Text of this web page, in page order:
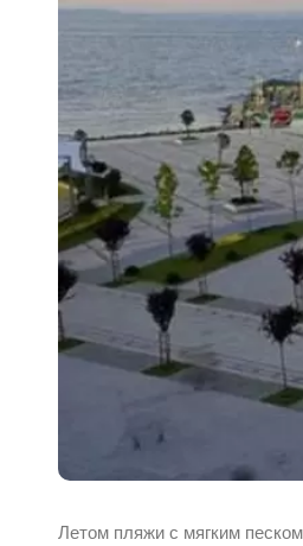
Летом пляжи с мягким